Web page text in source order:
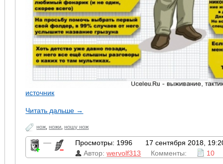
источник
Читать дальше →
нож ,ножи ,ношу нож
— Просмотры: 1996
17 сентября 2018,
Автор:wervolf313 Комменты: 10